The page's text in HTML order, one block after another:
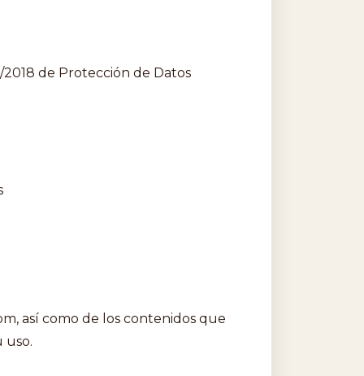
de Protección de Datos
así como de los contenidos que
uso.